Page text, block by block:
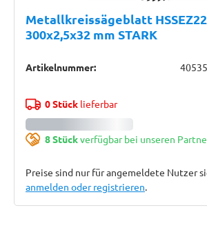
Metallkreissägeblatt
300x2,5x32 mm STARK
Artikelnummer:
0 Stücklieferbar
8 Stückverfügbar bei unseren
Preise sind nur für angemeldete Nutzer
anmelden oder registrieren.